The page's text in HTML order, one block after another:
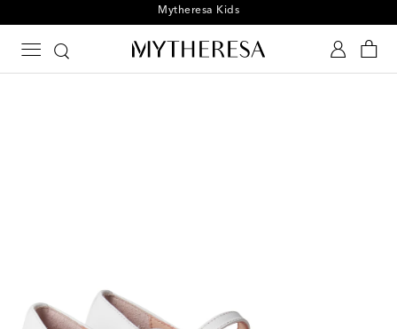
S'inscrire à l'actualité Mytheresa Kids